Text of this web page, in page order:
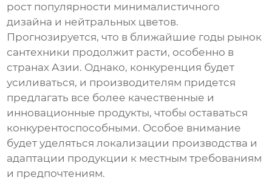
рост популярности минималистичного
дизайна и нейтральных цветов.
Прогнозируется, что в ближайшие годы рынок
сантехники продолжит расти, особенно в
странах Азии. Однако, конкуренция будет
усиливаться, и производителям придется
предлагать все более качественные и
инновационные продукты, чтобы оставаться
конкурентоспособными. Особое внимание
будет уделяться локализации производства и
адаптации продукции к местным требованиям
и предпочтениям.